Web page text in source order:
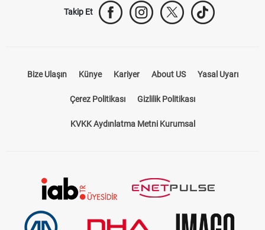
Takip Et
Bize Ulaşın Künye Kariyer About US Yasal Uyarı
Çerez Politikası Gizlilik Politikası
KVKK Aydınlatma Metni Kurumsal